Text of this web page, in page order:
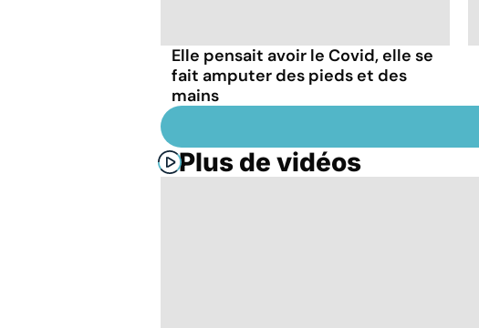
Elle pensait avoir le Covid, elle se
fait amputer des pieds et des
mains
Plus de vidéos